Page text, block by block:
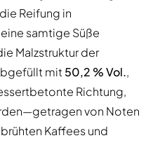
Reifung in
samtige Süße
Malzstruktur der
mit 50,2 % Vol.,
Richtung,
von Noten
Kaffees und